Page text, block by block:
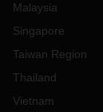
Malaysia
Singapore
Taiwan Region
Thailand
Vietnam